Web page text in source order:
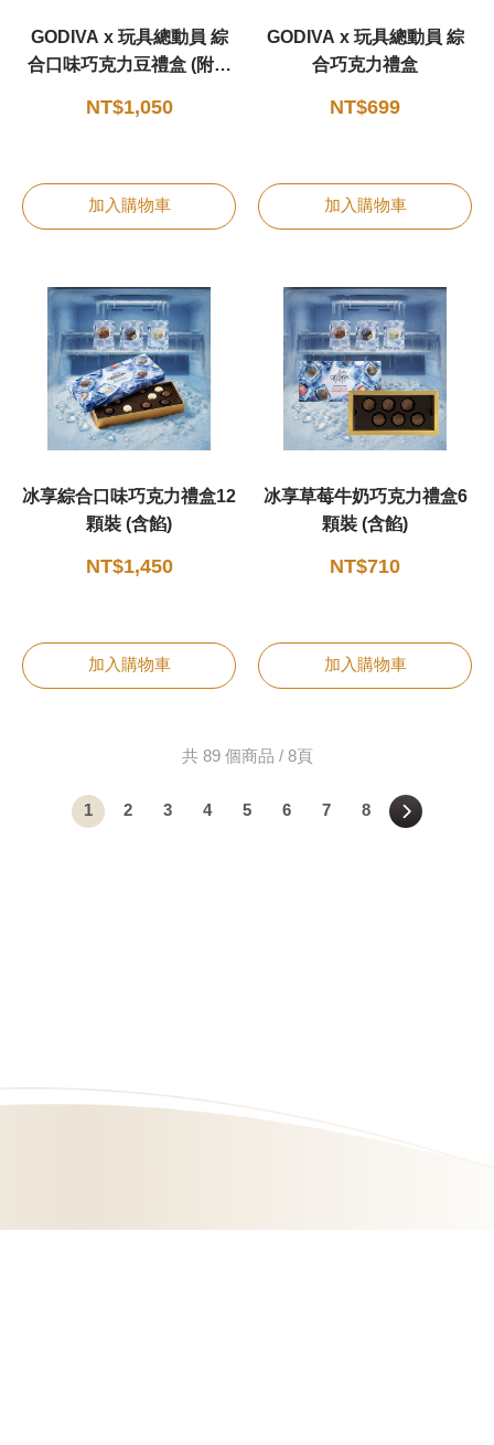
GODIVA x 玩具總動員 綜
合口味巧克力豆禮盒 (附吊
NT$1,050
加入購物車
GODIVA x 玩具總動員 綜
合巧克力禮盒
NT$699
加入購物車
冰享綜合口味巧克力禮盒12
顆裝 (含餡)
NT$1,450
加入購物車
冰享草莓牛奶巧克力禮盒6
顆裝 (含餡)
NT$710
加入購物車
共 89 個商品 / 8頁
1 2 3 4 5 6 7 8